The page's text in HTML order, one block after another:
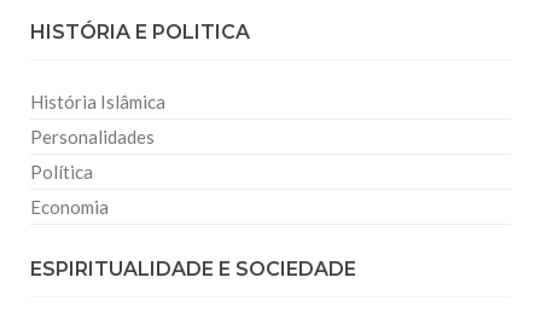
HISTÓRIA E POLITICA
História Islâmica
Personalidades
Política
Economia
ESPIRITUALIDADE E SOCIEDADE